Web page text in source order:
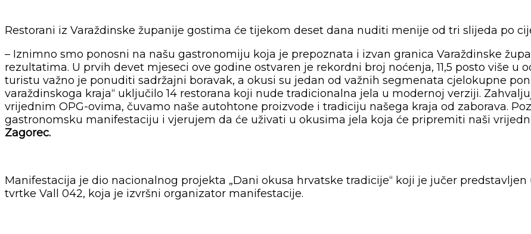
Restorani iz Varaždinske županije gostima će tijekom deset dana nuditi menije od tri slijeda po
– Iznimno smo ponosni na našu gastronomiju koja je prepoznata i izvan granica Varaždinske
rezultatima. U prvih devet mjeseci ove godine ostvaren je rekordni broj noćenja, 11,5 posto više u
turistu važno je ponuditi sadržajni boravak, a okusi su jedan od važnih segmenata cjelokupne
varaždinskoga kraja“ uključilo 14 restorana koji nude tradicionalna jela u modernoj verziji.
vrijednim OPG-ovima, čuvamo naše autohtone proizvode i tradiciju našega kraja od zaborava.
gastronomsku manifestaciju i vjerujem da će uživati u okusima jela koja će pripremiti naši
Zagorec.
Manifestacija je dio nacionalnog projekta „Dani okusa hrvatske tradicije“ koji je jučer
tvrtke Vall 042, koja je izvršni organizator manifestacije.